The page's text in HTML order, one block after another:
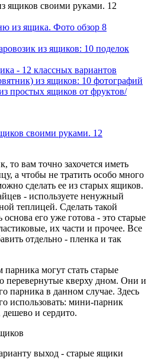
ящиков своими руками. 12
из ящика. Фото обзор 8
из ящиков: 10 поделок
- 12 классных вариантов
из ящиков: 10 фотографий
простых ящиков от фруктов/
то вам точно захочется иметь
а чтобы не тратить особо много
сделать ее из старых ящиков.
- используете ненужный
теплицей. Сделать такой
его уже готова - это старые
их части и прочее. Все
отдельно - пленка и так
могут стать старые
перевернутые кверху дном. Они и
парника в данном случае. Здесь
использовать: мини-парник
дешево и сердито.
выход - старые ящики